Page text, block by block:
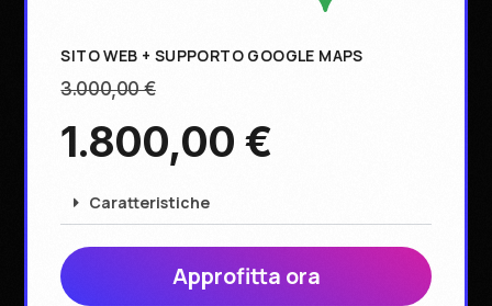
SITO WEB + SUPPORTO GOOGLE MAPS
3.000,00 €
1.800,00 €
Caratteristiche
Approfitta ora